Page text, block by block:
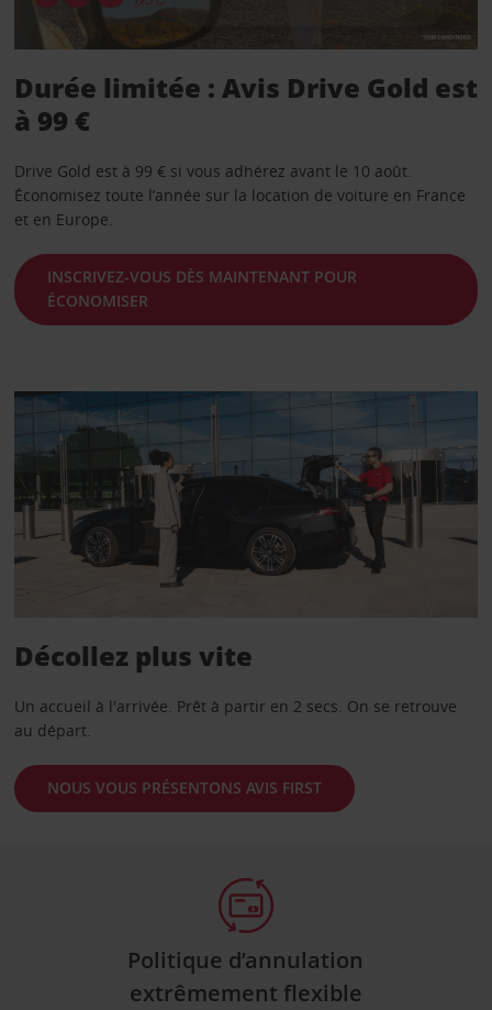
Durée limitée : Avis Drive Gold est
à 99 €
Drive Gold est à 99 € si vous adhérez avant le 10 août.
Économisez toute l’année sur la location de voiture en France
et en Europe.
INSCRIVEZ-VOUS DÈS MAINTENANT POUR
ÉCONOMISER
Décollez plus vite
Un accueil à l'arrivée. Prêt à partir en 2 secs. On se retrouve
au départ.
NOUS VOUS PRÉSENTONS AVIS FIRST
Politique d’annulation
extrêmement flexible